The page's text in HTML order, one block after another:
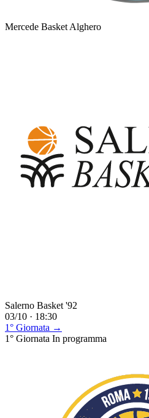
Mercede Basket Alghero
Salerno Basket '92
03/10 · 18:30
1° Giornata →
1° Giornata In programma